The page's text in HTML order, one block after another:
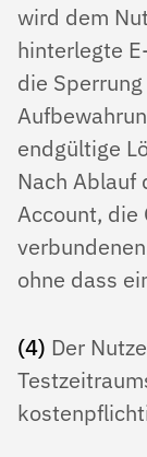
wird dem
hinterlegte
die
endgültige
Nach Ablauf
Account, die
ohne dass
(4) Der